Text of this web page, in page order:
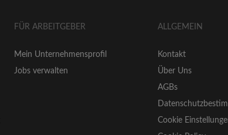
FÜR ARBEITGEBER
Mein Unternehmensprofil
Jobs verwalten
ALLGEMEIN
Kontakt
Über Uns
AGBs
Cookie